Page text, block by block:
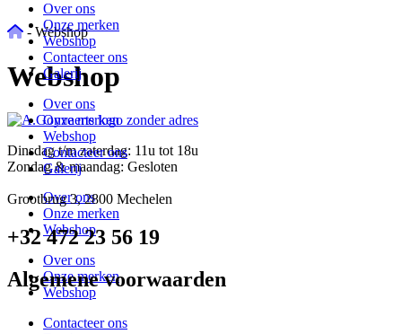
Over ons
Onze merken
Webshop
Contacteer ons
Galerij
Over ons
Onze merken
Webshop
Contacteer ons
Galerij
Grootbrug 3, 2800 Mechelen
+32 472 23 56 19
Algemene voorwaarden
-Webshop
Webshop
Dinsdag t/m zaterdag: 11u tot 18u
Zondag & maandag: Gesloten
Over ons
Onze merken
Webshop
Over ons
Onze merken
Webshop
Contacteer ons